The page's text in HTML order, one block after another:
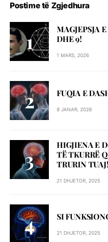
Postime të Zgjedhura
MAGJEPSJA
DHE 9!
1 MARS, 2026
FUQIA E
8 JANAR, 2026
HIGJIENA E
TË TKURRË
TRURIN TUAJ!
21 DHJETOR, 2025
SI
21 DHJETOR, 2025